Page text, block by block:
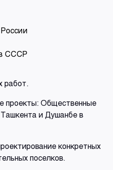
СССР
работ.
проекты: Общественные
и Душанбе в
конкретных
поселков.